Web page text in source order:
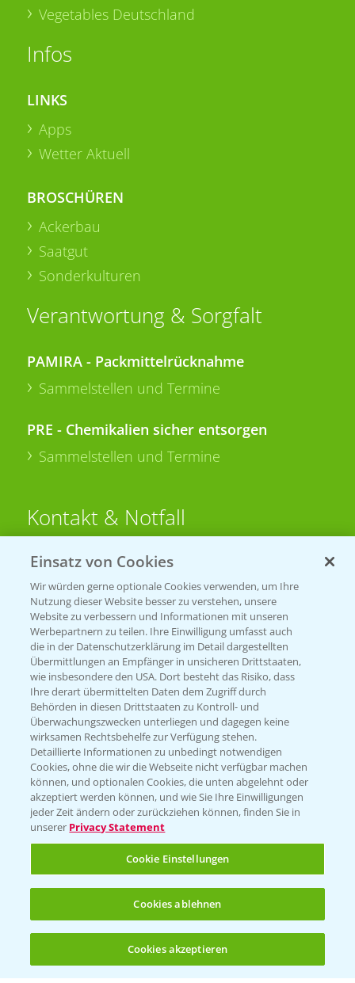
Vegetables Deutschland
Infos
LINKS
Apps
Wetter Aktuell
BROSCHÜREN
Ackerbau
Saatgut
Sonderkulturen
Verantwortung & Sorgfalt
PAMIRA - Packmittelrücknahme
Sammelstellen und Termine
PRE - Chemikalien sicher entsorgen
Sammelstellen und Termine
Kontakt & Notfall
Beratung auf WhatsApp
T.+49 (0)174 346 564 1
KONTAKT
Hilfe in Notfällen
T.+49 (0)214/30-20220
Folgen Sie uns
Allgemeine Nutzungsbedingungen
Datenschutzerklärung
Einsatz von Cookies
Wir würden gerne optionale Cookies verwenden, um Ihre
Nutzung dieser Website besser zu verstehen, unsere
Website zu verbessern und Informationen mit unseren
Werbepartnern zu teilen. Ihre Einwilligung umfasst auch
die in der Datenschutzerklärung im Detail dargestellten
Übermittlungen an Empfänger in unsicheren Drittstaaten,
wie insbesondere den USA. Dort besteht das Risiko, dass
Ihre derart übermittelten Daten dem Zugriff durch
Behörden in diesen Drittstaaten zu Kontroll- und
Überwachungszwecken unterliegen und dagegen keine
wirksamen Rechtsbehelfe zur Verfügung stehen.
Detaillierte Informationen zu unbedingt notwendigen
Cookies, ohne die wir die Webseite nicht verfügbar machen
können, und optionalen Cookies, die unten abgelehnt oder
akzeptiert werden können, und wie Sie Ihre Einwilligungen
jeder Zeit ändern oder zurückziehen können, finden Sie in
unserer Privacy Statement
Cookie Einstellungen
Cookies ablehnen
Cookies akzeptieren